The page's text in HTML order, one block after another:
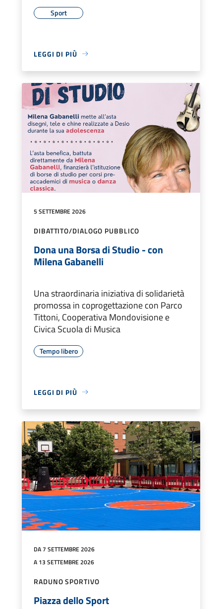
Sport
LEGGI DI PIÙ
5 SETTEMBRE 2026
DIBATTITO/DIALOGO PUBBLICO
Dona una Borsa di Studio - con
Milena Gabanelli
Una straordinaria iniziativa di solidarietà
promossa in coprogettazione con Parco
Tittoni, Cooperativa Mondovisione e
Civica Scuola di Musica
Tempo libero
LEGGI DI PIÙ
DA 7 SETTEMBRE 2026
A 13 SETTEMBRE 2026
RADUNO SPORTIVO
Piazza dello Sport